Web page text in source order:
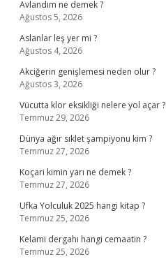
Avlandım ne demek ?
Ağustos 5, 2026
Aslanlar leş yer mi ?
Ağustos 4, 2026
Akciğerin genişlemesi neden olur ?
Ağustos 3, 2026
Vücutta klor eksikliği nelere yol açar ?
Temmuz 29, 2026
Dünya ağır sıklet şampiyonu kim ?
Temmuz 27, 2026
Koçari kimin yarı ne demek ?
Temmuz 27, 2026
Ufka Yolculuk 2025 hangi kitap ?
Temmuz 25, 2026
Kelami dergahı hangi cemaatin ?
Temmuz 25, 2026